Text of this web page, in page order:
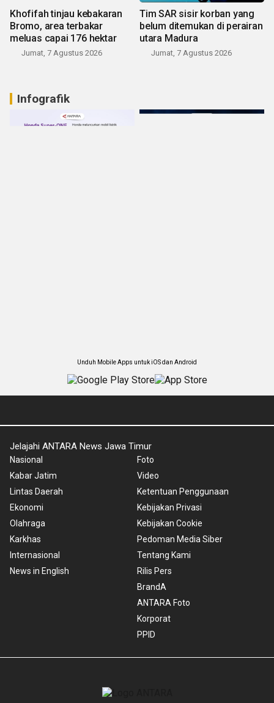
Khofifah tinjau kebakaran
Bromo, area terbakar
meluas capai 176 hektar
Jumat, 7 Agustus 2026
Tim SAR sisir korban yang
belum ditemukan di perairan
utara Madura
Jumat, 7 Agustus 2026
Infografik
Unduh Mobile Apps untuk iOS dan Android
Jelajahi ANTARA News Jawa Timur
Nasional
Kabar Jatim
Lintas Daerah
Ekonomi
Olahraga
Karkhas
Internasional
News in English
Foto
Video
Ketentuan Penggunaan
Kebijakan Privasi
Kebijakan Cookie
Pedoman Media Siber
Tentang Kami
Rilis Pers
BrandA
ANTARA Foto
Korporat
PPID